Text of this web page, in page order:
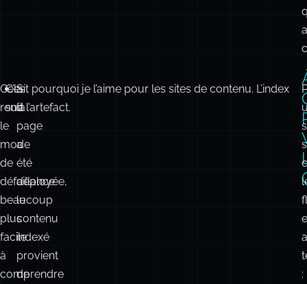
de
défaillance
beaucoup
plus
facile
à
comprendre
:
été
déployée,
le
contenu
indexé
provient
de
cette
page.
Si
la
: